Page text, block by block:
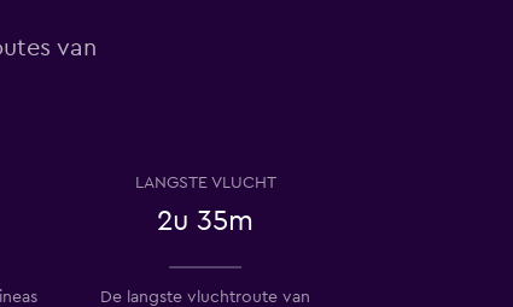
van
LANGSTE VLUCHT
2u 35m
De langste vluchtroute van